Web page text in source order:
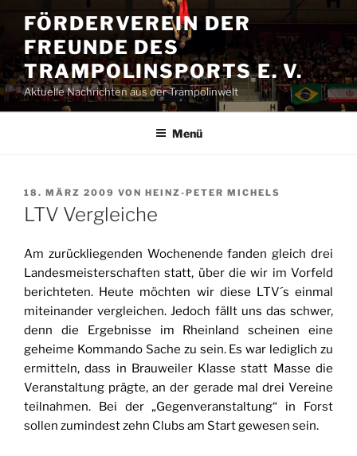
Inhalt
springen
FÖRDERVEREIN DER
FREUNDE DES
TRAMPOLINSPORTS E. V.
Aktuelle Nachrichten aus der Trampolinwelt
Menü
VERÖFFENTLICHT
AM
18. MÄRZ 2009 VON HEINZ-PETER MICHELS
LTV Vergleiche
Am zurückliegenden Wochenende fanden gleich drei
Landesmeisterschaften statt, über die wir im Vorfeld
berichteten. Heute möchten wir diese LTV´s einmal
miteinander vergleichen. Jedoch fällt uns das schwer,
denn die Ergebnisse im Rheinland scheinen eine
geheime Kommando Sache zu sein. Es war lediglich zu
ermitteln, dass in Brauweiler Klasse statt Masse die
Veranstaltung prägte, an der gerade mal drei Vereine
teilnahmen. Bei der „Gegenveranstaltung“ in Forst
sollen zumindest zehn Clubs am Start gewesen sein.